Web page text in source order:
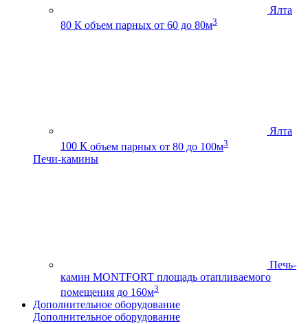
Ялта
80 К объем парных от 60 до 80м3
Ялта
100 К объем парных от 80 до 100м3
Печи-камины
Печь-
камин MONTFORT площадь отапливаемого
помещения до 160м3
Дополнительное оборудование
Дополнительное оборудование